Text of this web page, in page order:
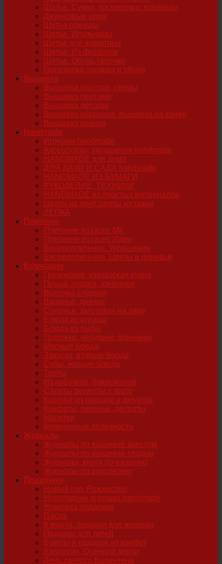
Шитье. Сумки, косметички, кошельки
Джинсовые идеи
Шитье одежды
Шитье. Игольницы
Шитье для животных
Шитье. Из футболок
Шитье. Обувь,тапочки
Переделка одежды и обуви
Вышивка
Вышивка крестом, схемы
Вышивка лентами
Вышивка детская
Вышивка ковровая, вышивка на канве
Вышивка разная
Handmade
Игрушки handmade
Аксессуары, украшения handmade
HANDMADE для дома
ДЛЯ ДАЧИ И САДА handmade
HANDMADE ИЗ БУМАГИ
РУКОДЕЛИЕ. ТЕХНИКИ
HANDMADE из простых материалов
Цветы из лент, цветы из ткани
ЛЕПКА
Плетение
Плетение из газет. МК
Плетение из газет. Идеи
Бисероплетение. Украшения
Бисероплетение. Цветы и деревья
Кулинария
Грузинская, кавказская кухня
Пицца, пироги, хачапури
Выпечка сладкая
Варенье, джемы
Соленья, заготовки на зиму
Блюда из курицы
Блюда из рыбы
Пирожки, чебуреки, блинчики
Мясные блюда
Закуска, вторые блюда
Супы, жидкие блюда
Торты
Из кабачков, баклажанов
Салаты рецепты с фото
Карвинг из овощей и фруктов
Конфеты, печенье, десерты
Напитки
Кулинарные полезности
Журналы
Журналы по вышивке крестом
Журналы по вышивке гладью
Журналы, книги по вязанию
Журналы по рукоделию
Праздники
Новый год, Рождество
Новогодние игрушки handmade
Упаковка подарков
Пасха
8 марта, подарки для женщин
Подарки для детей
Букеты и подарки из конфет
Хэллоуин. Осенний декор
День святого Валентина